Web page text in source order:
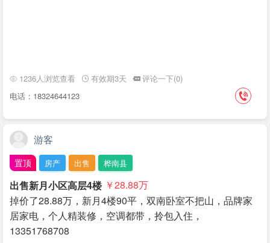
1236人浏览查看 有效期3天
评论一下(0)
电话：18324644123
游客
置顶 房产 出售 桦南县
出售新月小区高层4楼 ￥28.88万
掉价了28.88万，新月4楼90平，双南卧室不把山，品牌家
居家电，个人精装修，空调都带，拎包入住，
13351768708